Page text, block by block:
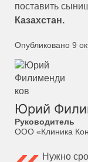
поставить
Казахстан.
Опубликовано 9
Юрий
Руководитель
ООО «Клиника
Нужно